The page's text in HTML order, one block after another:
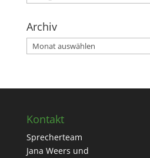
Archiv
Archiv
Kontakt
Sprecherteam
Jana Weers und